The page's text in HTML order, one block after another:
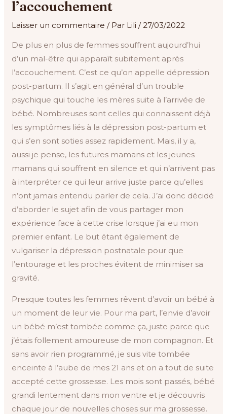
l’accouchement
Laisser un commentaire / Par Lili/27/03/2022
De plus en plus de femmes souffrent aujourd’hui
d’un mal-être qui apparaît subitement après
l’accouchement. C’est ce qu’on appelle dépression
post-partum. Il s’agit en général d’un trouble
psychique qui touche les mères suite à l’arrivée de
bébé. Nombreuses sont celles qui connaissent déjà
les symptômes liés à la dépression post-partum et
qui s’en sont soties assez rapidement. Mais, il y a,
aussi je pense, les futures mamans et les jeunes
mamans qui souffrent en silence et qui n’arrivent pas
à interpréter ce qui leur arrive juste parce qu’elles
n’ont jamais entendu parler de cela. J’ai donc décidé
d’aborder le sujet afin de vous partager mon
expérience face à cette crise lorsque j’ai eu mon
premier enfant. Le but étant également de
vulgariser la dépression postnatale pour que
l’entourage et les proches évitent de minimiser sa
gravité.
Presque toutes les femmes rêvent d’avoir un bébé à
un moment de leur vie. Pour ma part, l’envie d’avoir
un bébé m’est tombée comme ça, juste parce que
j’étais follement amoureuse de mon compagnon. Et
sans avoir rien programmé, je suis vite tombée
enceinte à l’aube de mes 21 ans et on a tout de suite
accepté cette grossesse. Les mois sont passés, bébé
grandi lentement dans mon ventre et je découvris
chaque jour de nouvelles choses sur ma grossesse.